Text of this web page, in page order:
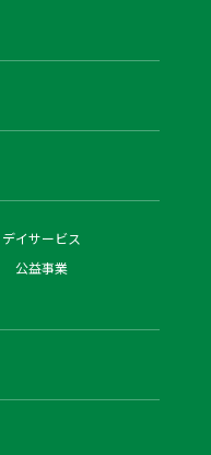
デイサービス
公益事業